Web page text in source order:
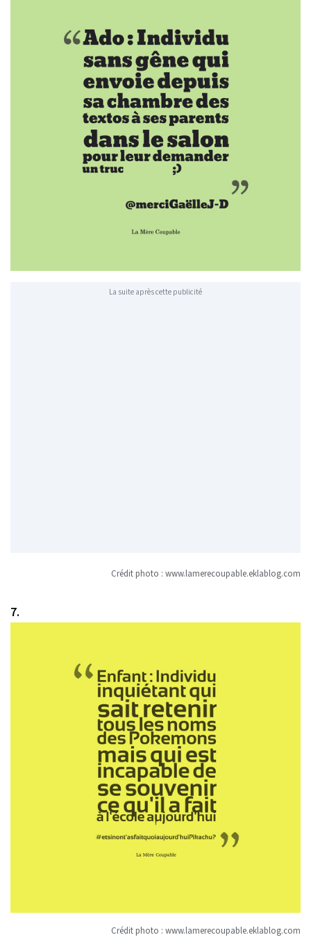
La suite après cette publicité
Crédit photo : www.lamerecoupable.eklablog.com
7.
Crédit photo : www.lamerecoupable.eklablog.com